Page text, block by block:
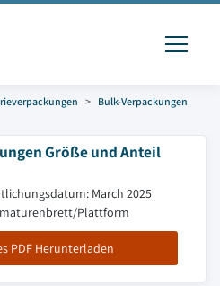
Bulk-Verpackungen
Größe und Anteil
March 2025
Plattform
PDF Herunterladen